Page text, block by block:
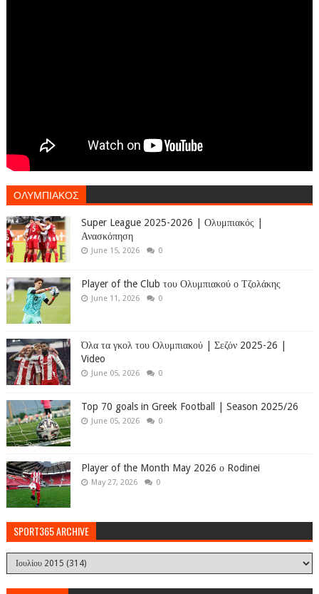
ΟΛΥΜΠΙΑΚΟΣ
Super League 2025-2026 | Ολυμπιακός |
Ανασκόπηση
June 15, 2026 0
Player of the Club του Ολυμπιακού ο Τζολάκης
June 11, 2026 0
Όλα τα γκολ του Ολυμπιακού | Σεζόν 2025-26 |
Video
June 05, 2026 0
Top 70 goals in Greek Football | Season 2025/26
June 05, 2026 0
Player of the Month May 2026 ο Rodinei
May 27, 2026 0
SPORT365 ARCHIVE